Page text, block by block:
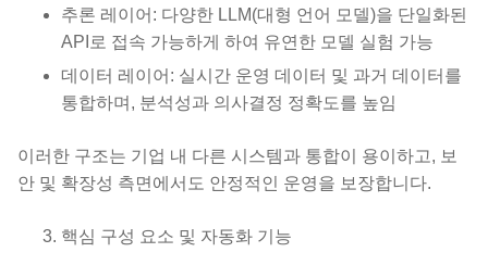
추론 레이어: 다양한 LLM(대형 언어 모델)을 단일화된
API로 접속 가능하게 하여 유연한 모델 실험 가능
데이터 레이어: 실시간 운영 데이터 및 과거 데이터를
통합하며, 분석성과 의사결정 정확도를 높임
이러한 구조는 기업 내 다른 시스템과 통합이 용이하고, 보
안 및 확장성 측면에서도 안정적인 운영을 보장합니다.
핵심 구성 요소 및 자동화 기능